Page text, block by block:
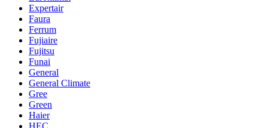
Expertair
Faura
Ferrum
Fujiaire
Fujitsu
Funai
General
General Climate
Gree
Green
Haier